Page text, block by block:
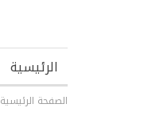
الرئيسية
الصفحة الرئيسية